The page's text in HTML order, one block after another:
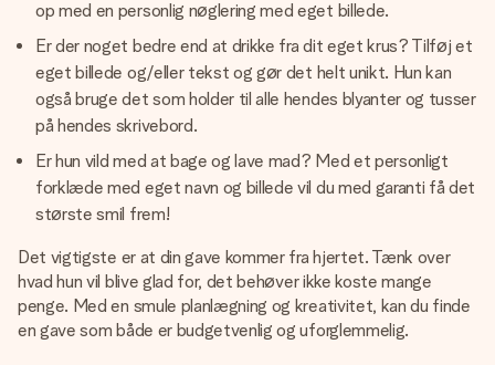
op med en personlig nøglering med eget billede.
Er der noget bedre end at drikke fra dit eget krus? Tilføj et
eget billede og/eller tekst og gør det helt unikt. Hun kan
også bruge det som holder til alle hendes blyanter og tusser
på hendes skrivebord.
Er hun vild med at bage og lave mad? Med et personligt
forklæde med eget navn og billede vil du med garanti få det
største smil frem!
Det vigtigste er at din gave kommer fra hjertet. Tænk over
hvad hun vil blive glad for, det behøver ikke koste mange
penge. Med en smule planlægning og kreativitet, kan du finde
en gave som både er budgetvenlig og uforglemmelig.